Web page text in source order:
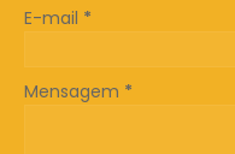
E-mail *
Mensagem *